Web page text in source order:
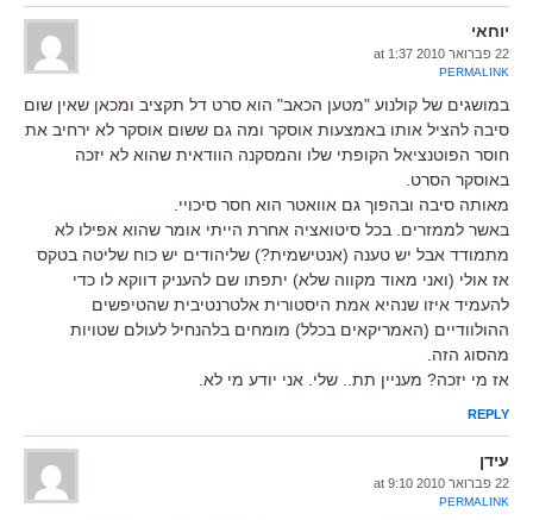
יוחאי
22 פברואר 2010 at 1:37
PERMALINK
במושגים של קולנוע "מטען הכאב" הוא סרט דל תקציב ומכאן שאין שום
סיבה להציל אותו באמצעות אוסקר ומה גם ששום אוסקר לא ירחיב את
חוסר הפוטנציאל הקופתי שלו והמסקנה הוודאית שהוא לא יזכה
באוסקר הסרט.
מאותה סיבה ובהפוך גם אוואטר הוא חסר סיכויי.
באשר לממזרים. בכל סיטואציה אחרת הייתי אומר שהוא אפילו לא
מתמודד אבל יש טענה (אנטישמית?) שליהודים יש כוח שליטה בטקס
אז אולי (ואני מאוד מקווה שלא) יתפתו שם להעניק דווקא לו כדי
להעמיד איזו שנהיא אמת היסטורית אלטרנטיבית שהטיפשים
ההולוודיים (האמריקאים בכלל) מומחים בלהנחיל לעולם שטויות
מהסוג הזה.
אז מי יזכה? מעניין תת.. שלי. אני יודע מי לא.
REPLY
עידן
22 פברואר 2010 at 9:10
PERMALINK